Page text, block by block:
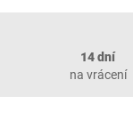
14 dní
na vrácení